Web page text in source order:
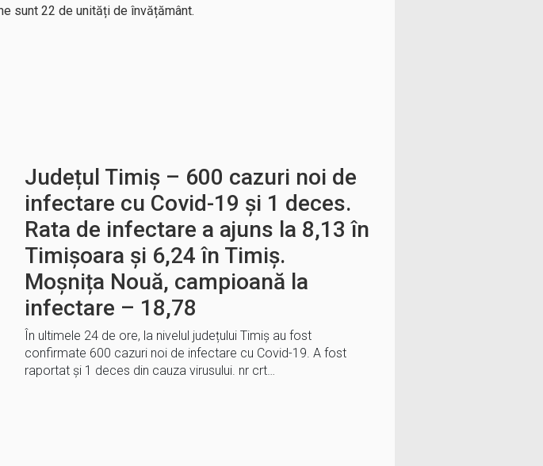
sunt 22 de unități de învățământ.
Județul Timiș – 600 cazuri noi de
infectare cu Covid-19 și 1 deces.
Rata de infectare a ajuns la 8,13 în
Timișoara și 6,24 în Timiș.
Moșnița Nouă, campioană la
infectare – 18,78
În ultimele 24 de ore, la nivelul județului Timiș au fost
confirmate 600 cazuri noi de infectare cu Covid-19. A fost
raportat și 1 deces din cauza virusului. nr crt…